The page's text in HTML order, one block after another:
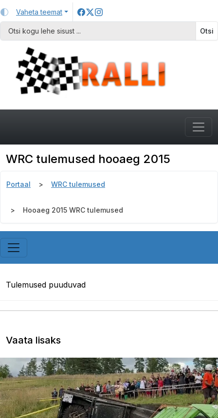
Vaheta teemat
Otsi
WRC tulemused hooaeg 2015
Portaal WRC tulemused
Hooaeg 2015 WRC tulemused
Tulemused puuduvad
Vaata lisaks